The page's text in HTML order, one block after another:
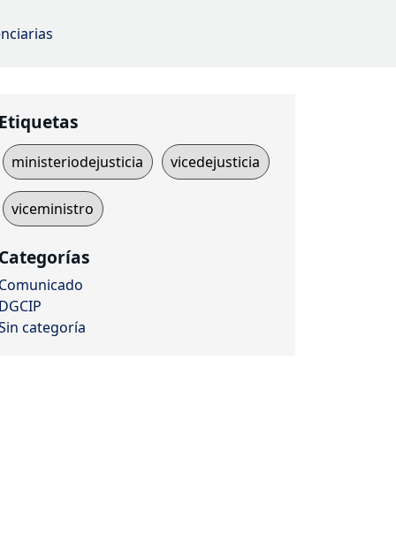
Etiquetas
ministeriodejusticia vicedejusticia
viceministro
Categorías
Comunicado
DGCIP
categoría